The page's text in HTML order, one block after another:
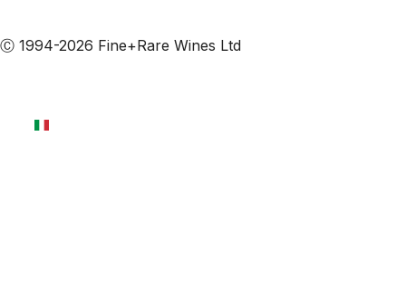
Ⓒ 1994-2026 Fine+Rare Wines Ltd